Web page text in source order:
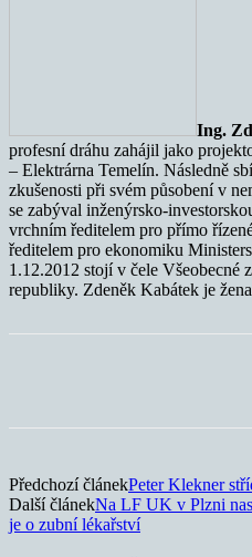
Ing.
profesní dráhu zahájil jako
– Elektrárna Temelín. Následně
zkušenosti při svém působení v
se zabýval inženýrsko-
vrchním ředitelem pro přímo
ředitelem pro ekonomiku
1.12.2012 stojí v čele Všeobecné
republiky. Zdeněk Kabátek je
Předchozí článekPeter Klekner
Další článekNa LF UK v Plzni
je o zubní lékařství